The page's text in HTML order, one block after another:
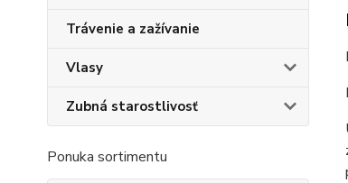
Trávenie a zažívanie
Vlasy
Zubná starostlivosť
Ponuka sortimentu